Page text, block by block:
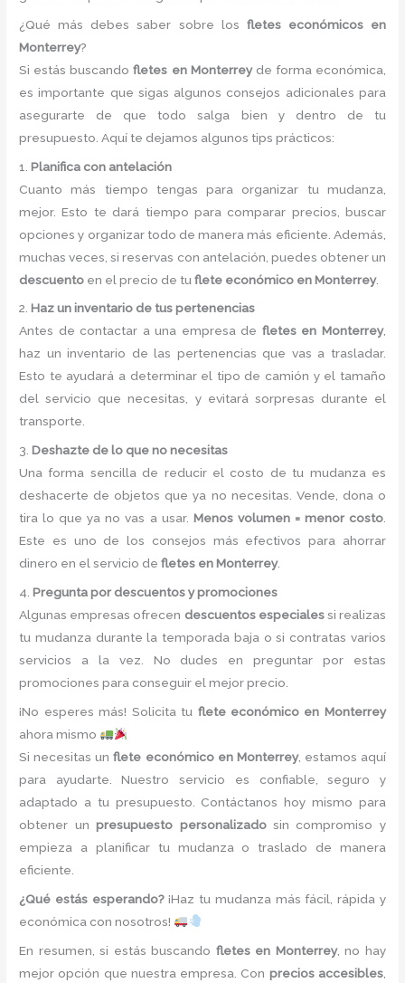
¿Qué más debes saber sobre los fletes económicos en
Monterrey?
Si estás buscandofletes en Monterreyde forma económica,
es importante que sigas algunos consejos adicionales para
asegurarte de que todo salga bien y dentro de tu
presupuesto. Aquí te dejamos algunos tips prácticos:
1.Planifica con antelación
Cuanto más tiempo tengas para organizar tu mudanza,
mejor. Esto te dará tiempo para comparar precios, buscar
opciones y organizar todo de manera más eficiente. Además,
muchas veces, si reservas con antelación, puedes obtener un
descuento en el precio de tuflete económico en Monterrey.
2.Haz un inventario de tus pertenencias
Antes de contactar a una empresa de fletes en Monterrey,
haz un inventario de las pertenencias que vas a trasladar.
Esto te ayudará a determinar el tipo de camión y el tamaño
del servicio que necesitas, y evitará sorpresas durante el
transporte.
3.Deshazte de lo que no necesitas
Una forma sencilla de reducir el costo de tu mudanza es
deshacerte de objetos que ya no necesitas. Vende, dona o
tira lo que ya no vas a usar. Menos volumen = menor costo.
Este es uno de los consejos más efectivos para ahorrar
dinero en el servicio defletes en Monterrey.
4.Pregunta por descuentos y promociones
Algunas empresas ofrecen descuentos especialessi realizas
tu mudanza durante la temporada baja o si contratas varios
servicios a la vez. No dudes en preguntar por estas
promociones para conseguir el mejor precio.
¡No esperes más! Solicita tu flete económico en Monterrey
ahora mismo
Si necesitas unflete económico en Monterrey, estamos aquí
para ayudarte. Nuestro servicio es confiable, seguro y
adaptado a tu presupuesto. Contáctanos hoy mismo para
obtener unpresupuesto personalizadosin compromiso y
empieza a planificar tu mudanza o traslado de manera
eficiente.
¿Qué estás esperando?¡Haz tu mudanza más fácil, rápida y
económica con nosotros!
En resumen, si estás buscando fletes en Monterrey, no hay
mejor opción que nuestra empresa. Con precios accesibles,